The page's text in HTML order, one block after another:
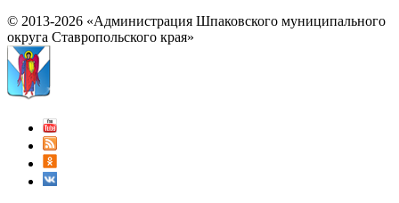
© 2013-2026 «Администрация Шпаковского муниципального
округа Ставропольского края»